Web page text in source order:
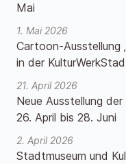
Mai
1. Mai 2026
Cartoon-Ausstellung
in der
21. April 2026
Neue Ausstellung
26. April bis 28. Juni
2. April 2026
Stadtmuseum und